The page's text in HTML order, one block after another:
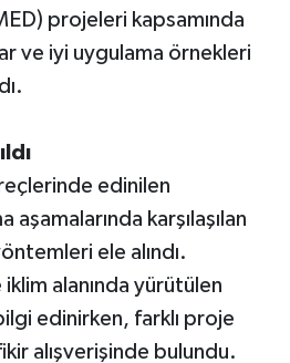
projeleri kapsamında
ve iyi uygulama örnekleri
edinilen
karşılaşılan
ele alındı.
iklim alanında yürütülen
edinirken, farklı proje
alışverişinde bulundu.